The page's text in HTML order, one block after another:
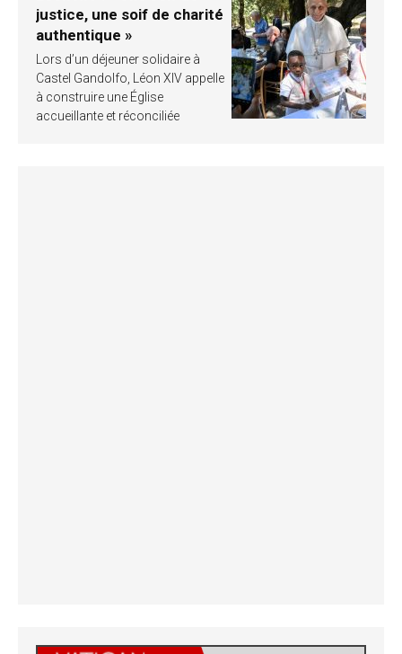
justice, une soif de charité
authentique »
Lors d’un déjeuner solidaire à
Castel Gandolfo, Léon XIV appelle
à construire une Église
accueillante et réconciliée